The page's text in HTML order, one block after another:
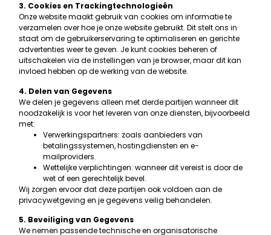
3. Cookies en Trackingtechnologieën
Onze website maakt gebruik van cookies om informatie te
verzamelen over hoe je onze website gebruikt. Dit stelt ons in
staat om de gebruikerservaring te optimaliseren en gerichte
advertenties weer te geven. Je kunt cookies beheren of
uitschakelen via de instellingen van je browser, maar dit kan
invloed hebben op de werking van de website.
4. Delen van Gegevens
We delen je gegevens alleen met derde partijen wanneer dit
noodzakelijk is voor het leveren van onze diensten, bijvoorbeeld
met:
Verwerkingspartners: zoals aanbieders van
betalingssystemen, hostingdiensten en e-
mailproviders.
Wettelijke verplichtingen: wanneer dit vereist is door de
wet of een gerechtelijk bevel.
Wij zorgen ervoor dat deze partijen ook voldoen aan de
privacywetgeving en je gegevens veilig behandelen.
5. Beveiliging van Gegevens
We nemen passende technische en organisatorische